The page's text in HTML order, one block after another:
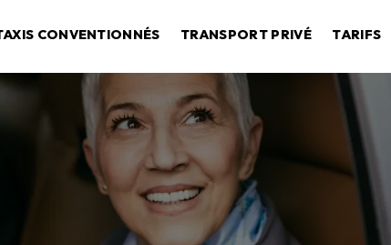
CONVENTIONNÉS TRANSPORT PRIVÉ TARIFS